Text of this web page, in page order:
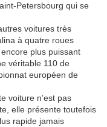
Petersbourg qui se
voitures très
à quatre roues
plus puissant
véritable 110 de
européen de
voiture n’est pas
elle présente toutefois
rapide jamais